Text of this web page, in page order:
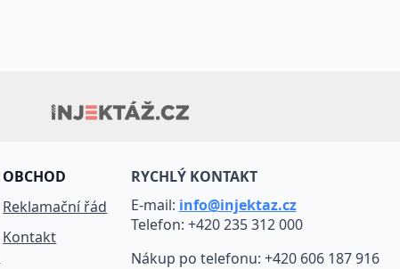
OBCHOD
Reklamační řád
Kontakt
RYCHLÝ KONTAKT
E-mail: info@injektaz.cz
Telefon: +420 235 312 000
Nákup po telefonu: +420 606 187 916